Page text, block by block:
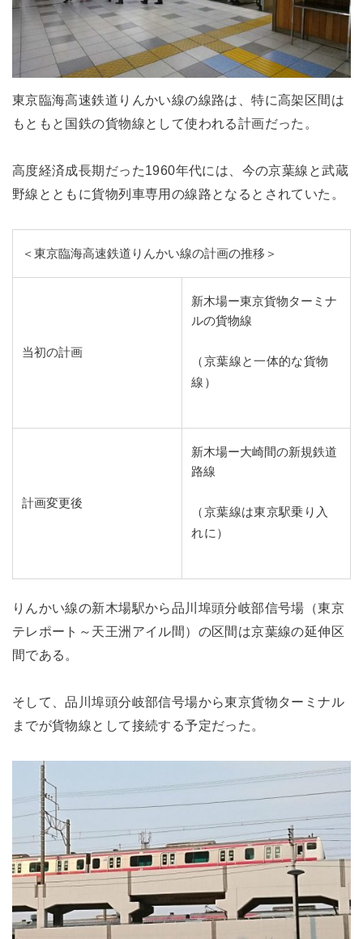
東京臨海高速鉄道りんかい線の線路は、特に高架区間は
もともと国鉄の貨物線として使われる計画だった。
高度経済成長期だった1960年代には、今の京葉線と武蔵
野線とともに貨物列車専用の線路となるとされていた。
＜東京臨海高速鉄道りんかい線の計画の推移＞
当初の計画
新木場ー東京貨物ターミナ
ルの貨物線
（京葉線と一体的な貨物
線）
計画変更後
新木場ー大崎間の新規鉄道
路線
（京葉線は東京駅乗り入
れに）
りんかい線の新木場駅から品川埠頭分岐部信号場（東京
テレポート～天王洲アイル間）の区間は京葉線の延伸区
間である。
そして、品川埠頭分岐部信号場から東京貨物ターミナル
までが貨物線として接続する予定だった。